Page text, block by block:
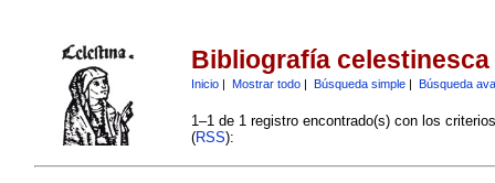
Bibliografía celestinesca
Inicio| Mostrar todo| Búsqueda simple| Búsqueda
1–1 de 1 registro encontrado(s) con los
(RSS):